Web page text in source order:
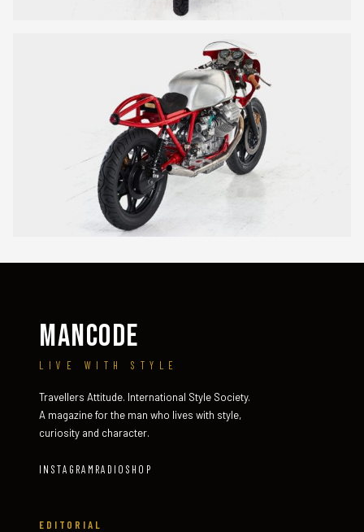
MANCODE
LIVE WITH STYLE
Travellers Attitude. International Style Society.
A magazine for the man who lives with style,
curiosity and character.
INSTAGRAM RADIO SHOP
EDITORIAL